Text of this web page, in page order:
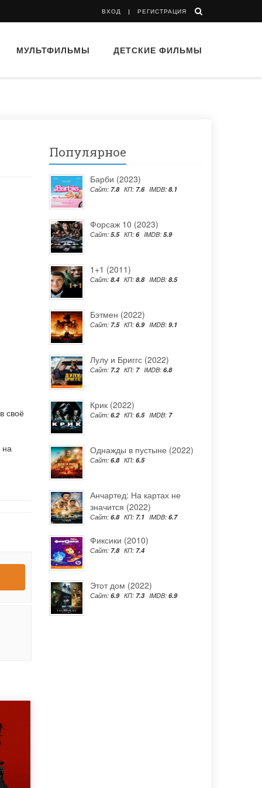
ВХОД РЕГИСТРАЦИЯ
МУЛЬТФИЛЬМЫ ДЕТСКИЕ ФИЛЬМЫ
своё
на
Популярное
Барби (2023)
Сайт: 7.8 КП: 7.6 IMDB: 8.1
Форсаж 10 (2023)
Сайт: 5.5 КП: 6 IMDB: 5.9
1+1 (2011)
Сайт: 8.4 КП: 8.8 IMDB: 8.5
Бэтмен (2022)
Сайт: 7.5 КП: 6.9 IMDB: 9.1
Лулу и Бриггс (2022)
Сайт: 7.2 КП: 7 IMDB: 6.8
Крик (2022)
Сайт: 6.2 КП: 6.5 IMDB: 7
Однажды в пустыне (2022)
Сайт: 6.8 КП: 6.5
Анчартед: На картах не
значится (2022)
Сайт: 6.8 КП: 7.1 IMDB: 6.7
Фиксики (2010)
Сайт: 7.8 КП: 7.4
Этот дом (2022)
Сайт: 6.9 КП: 7.3 IMDB: 6.9